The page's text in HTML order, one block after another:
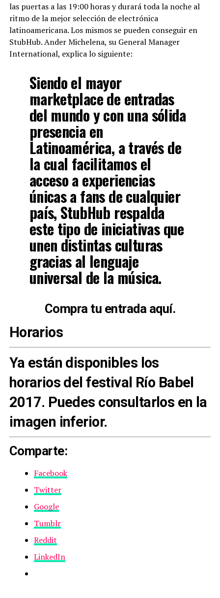
las puertas a las 19:00 horas y durará toda la noche al
ritmo de la mejor selección de electrónica
latinoamericana. Los mismos se pueden conseguir en
StubHub. Ander Michelena, su General Manager
International, explica lo siguiente:
Siendo el mayor
marketplace de entradas
del mundo y con una sólida
presencia en
Latinoamérica, a través de
la cual facilitamos el
acceso a experiencias
únicas a fans de cualquier
país, StubHub respalda
este tipo de iniciativas que
unen distintas culturas
gracias al lenguaje
universal de la música.
Compra tu entrada aquí.
Horarios
Ya están disponibles los
horarios del festival Río Babel
2017. Puedes consultarlos en la
imagen inferior.
Comparte:
Facebook
Twitter
Google
Tumblr
Reddit
LinkedIn